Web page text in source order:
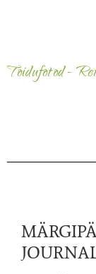
Toidufotod -